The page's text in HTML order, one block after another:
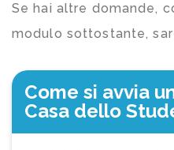
Se hai altre domande,
modulo sottostante,
Come si avvia
Casa dello